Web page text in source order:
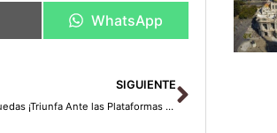
WhatsApp
SIGUIENTE
El Taxi 033: Orgullo Nacional Sobre Ruedas ¡Triunfa Ante las Plataformas Globales!
Siguiente